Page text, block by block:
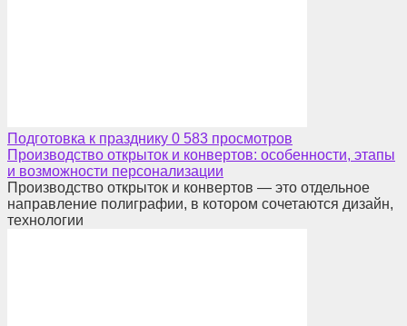
Подготовка к празднику 0 583 просмотров
Производство открыток и конвертов: особенности, этапы
и возможности персонализации
Производство открыток и конвертов — это отдельное
направление полиграфии, в котором сочетаются дизайн,
технологии